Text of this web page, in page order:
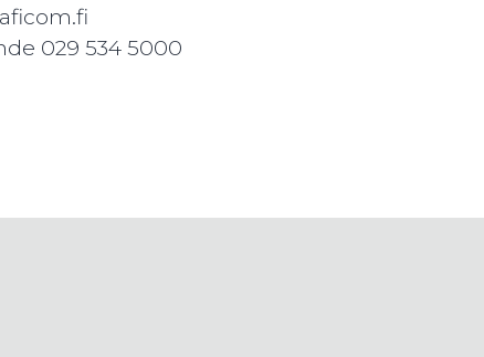
029 534 5000